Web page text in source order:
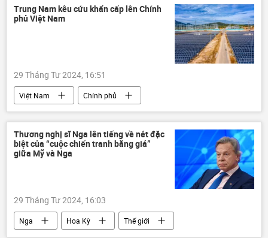
xung đột quân sự
Gaza
HAMAS
Báo chí thế giới
Hoa Kỳ
Trung Nam kêu cứu khẩn cấp lên Chính
phủ Việt Nam
29 Tháng Tư 2024, 16:51
Việt Nam
Chính phủ
năng lượng gió
năng lượng
EVN
Bộ Công Thương
nhà máy điện
Pháp luật
Kinh tế
Thương nghị sĩ Nga lên tiếng về nét đặc
biệt của “cuộc chiến tranh băng giá”
giữa Mỹ và Nga
29 Tháng Tư 2024, 16:03
Nga Hoa Kỳ
Thế giới